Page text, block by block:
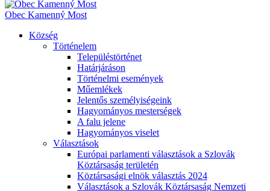
Obec Kamenný Most
Község
Történelem
Településtörténet
Határjáráson
Történelmi események
Műemlékek
Jelentős személyiségeink
Hagyományos mesterségek
A falu jelene
Hagyományos viselet
Választások
Európai parlamenti választások a Szlovák
Köztársaság területén
Köztársasági elnök választás 2024
Választások a Szlovák Köztársaság Nemzeti